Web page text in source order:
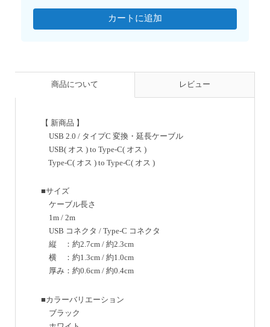
商品について レビュー
【 新商品 】
USB 2.0 / タイプC 変換・延長ケーブル
USB( オス ) to Type-C( オス )
Type-C( オス ) to Type-C( オス )
■サイズ
ケーブル長さ
1m / 2m
USB コネクタ / Type-C コネクタ
縦 ：約2.7cm / 約2.3cm
横 ：約1.3cm / 約1.0cm
厚み：約0.6cm / 約0.4cm
■カラーバリエーション
ブラック